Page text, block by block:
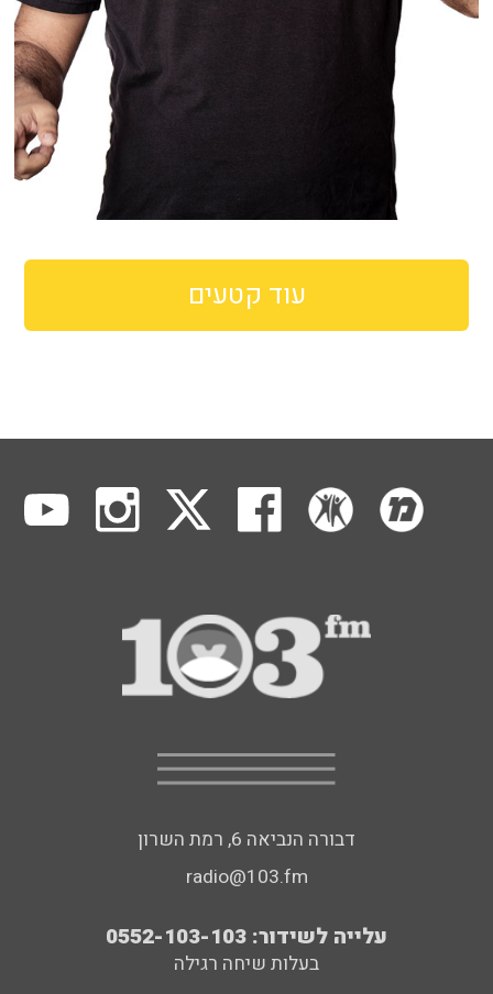
עוד קטעים
דבורה הנביאה 6, רמת השרון
radio@103.fm
עלייה לשידור: 0552-103-103
בעלות שיחה רגילה